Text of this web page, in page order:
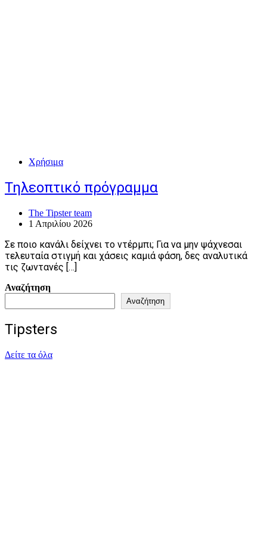
Χρήσιμα
Τηλεοπτικό πρόγραμμα
The Tipster team
1 Απριλίου 2026
Σε ποιο κανάλι δείχνει το ντέρμπι; Για να μην ψάχνεσαι
τελευταία στιγμή και χάσεις καμιά φάση, δες αναλυτικά
τις ζωντανές […]
Αναζήτηση
Αναζήτηση
Tipsters
Δείτε τα όλα